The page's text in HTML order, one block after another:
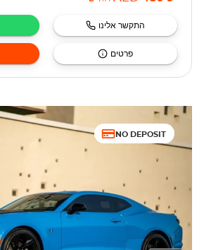
התקשר אלינו
פרטים
NO DEPOSIT